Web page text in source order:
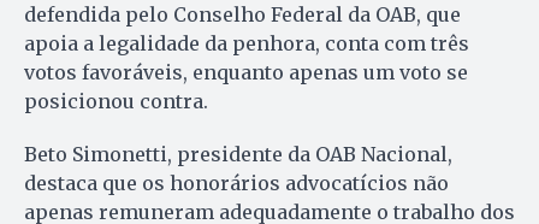
defendida pelo Conselho Federal da OAB, que
apoia a legalidade da penhora, conta com três
votos favoráveis, enquanto apenas um voto se
posicionou contra.
Beto Simonetti, presidente da OAB Nacional,
destaca que os honorários advocatícios não
apenas remuneram adequadamente o trabalho dos